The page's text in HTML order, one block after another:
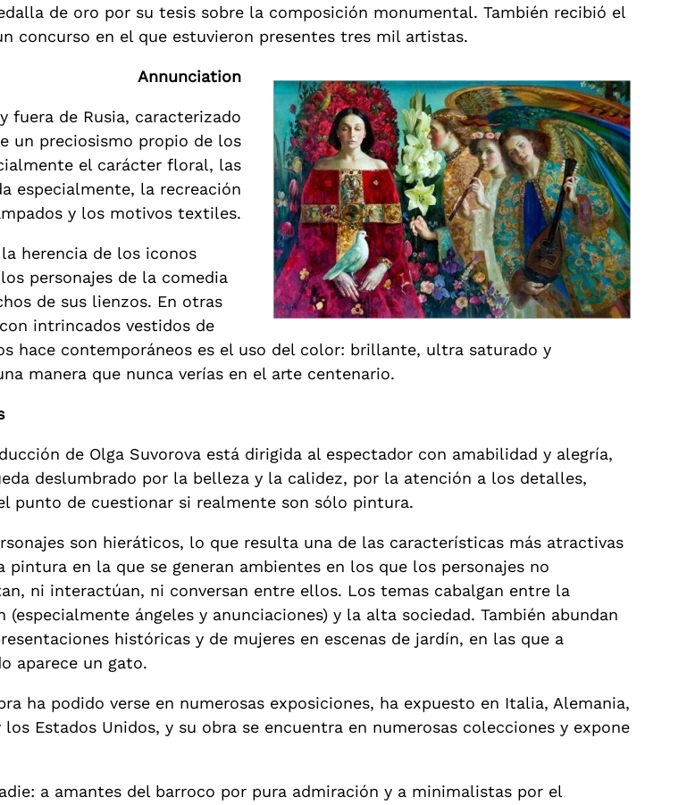
de oro por su tesis sobre la composición monumental. También recibió el
concurso en el que estuvieron presentes tres mil artistas.
Annunciation
fuera de Rusia, caracterizado
un preciosismo propio de los
el carácter floral, las
especialmente, la recreación
y los motivos textiles.
herencia de los iconos
personajes de la comedia
de sus lienzos. En otras
intrincados vestidos de
hace contemporáneos es el uso del color: brillante, ultra saturado y
manera que nunca verías en el arte centenario.
de Olga Suvorova está dirigida al espectador con amabilidad y alegría,
deslumbrado por la belleza y la calidez, por la atención a los detalles,
punto de cuestionar si realmente son sólo pintura.
son hieráticos, lo que resulta una de las características más atractivas
pintura en la que se generan ambientes en los que los personajes no
ni interactúan, ni conversan entre ellos. Los temas cabalgan entre la
(especialmente ángeles y anunciaciones) y la alta sociedad. También abundan
históricas y de mujeres en escenas de jardín, en las que a
aparece un gato.
ha podido verse en numerosas exposiciones, ha expuesto en Italia, Alemania,
Estados Unidos, y su obra se encuentra en numerosas colecciones y expone
a amantes del barroco por pura admiración y a minimalistas por el